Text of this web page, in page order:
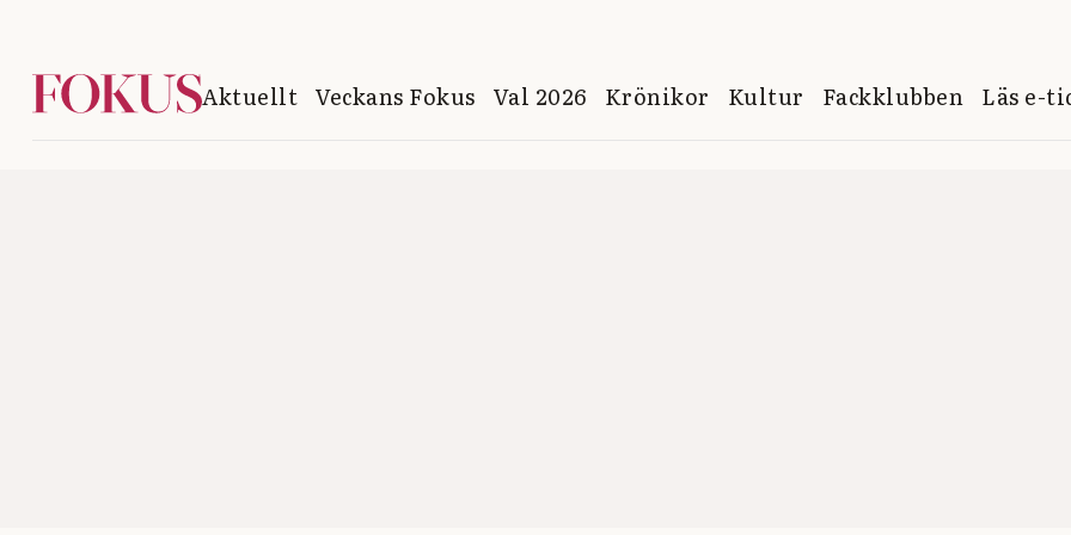
Aktuellt Veckans Fokus Val 2026 Krönikor Kultur Fackklubben Läs e-